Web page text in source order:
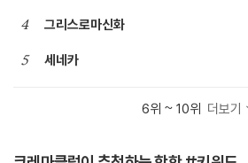
4 그리스로마신화
5 세네카
6위 ~ 10위 더보기